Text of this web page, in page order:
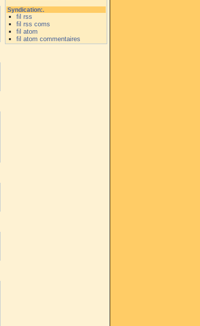
Syndication:.
fil rss
fil rss coms
fil atom
fil atom commentaires